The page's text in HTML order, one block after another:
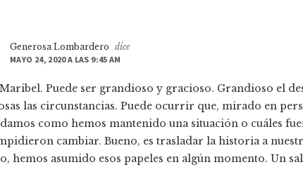
Generosa Lombardero dice
MAYO 24, 2020 A LAS 9:45 AM
Puede ser grandioso y gracioso. Grandioso el
las circunstancias. Puede ocurrir que, mirado en
como hemos mantenido una situación o cuáles
cambiar. Bueno, es trasladar la historia a
hemos asumido esos papeles en algún momento. Un